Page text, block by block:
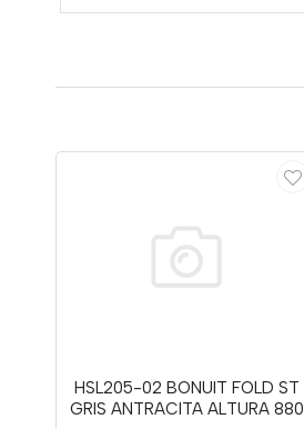
HSL205-02 BONUIT FOLD ST
GRIS ANTRACITA ALTURA 880